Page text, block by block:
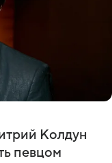
Колдун
певцом